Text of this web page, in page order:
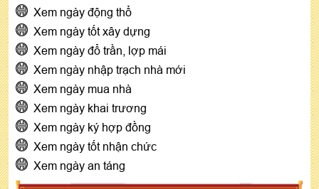
Xem ngày động thổ
Xem ngày tốt xây dựng
Xem ngày đổ trần, lợp mái
Xem ngày nhập trạch nhà mới
Xem ngày mua nhà
Xem ngày khai trương
Xem ngày ký hợp đồng
Xem ngày tốt nhận chức
Xem ngày an táng